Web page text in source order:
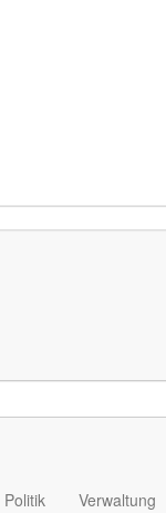
Politik
Verwaltung